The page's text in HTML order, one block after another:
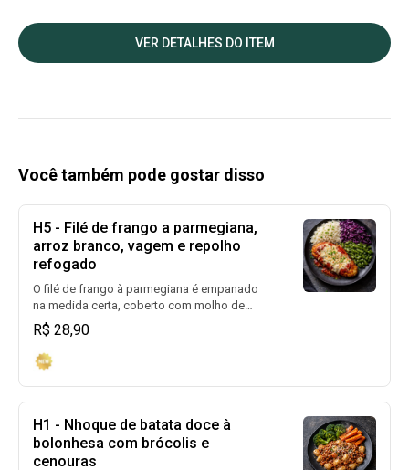
VER DETALHES DO ITEM
Você também pode gostar disso
H5 - Filé de frango a parmegiana,
arroz branco, vagem e repolho
refogado
O filé de frango à parmegiana é empanado
na medida certa, coberto com molho de
tomate caseiro e uma generosa camada de
queijo derretido. Acompanhado de arroz
branco soltinho, vagem levemente cozida e
repolho refogado que trazem leveza e
frescor ao prato. Porção: -120g de filé de
frango à parmegiana -150g de arroz branco
-50g de vagem -50g de repolho refogado
R$ 28,90
H1 - Nhoque de batata doce à
bolonhesa com brócolis e
cenouras